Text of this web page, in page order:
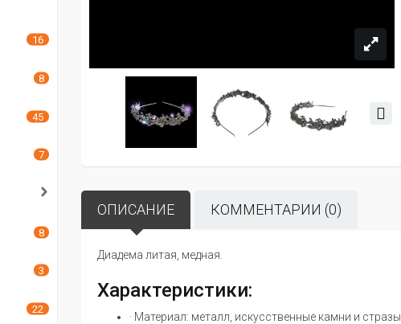
ОПИСАНИЕ КОММЕНТАРИИ (0)
Диадема литая, медная.
Характеристики:
· Материал: металл, искусственные камни и стразы
16
8
45
7
8
3
22